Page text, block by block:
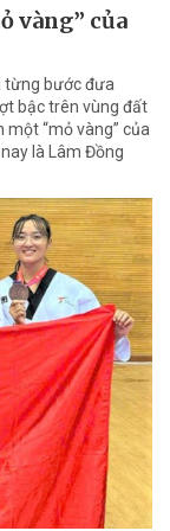
vàng” của
từng bước đưa
bậc trên vùng đất
một “mỏ vàng” của
là Lâm Đồng